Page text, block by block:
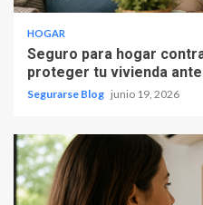
HOGAR
Seguro para hogar
proteger tu vivienda
Segurarse Blog junio 19, 2026